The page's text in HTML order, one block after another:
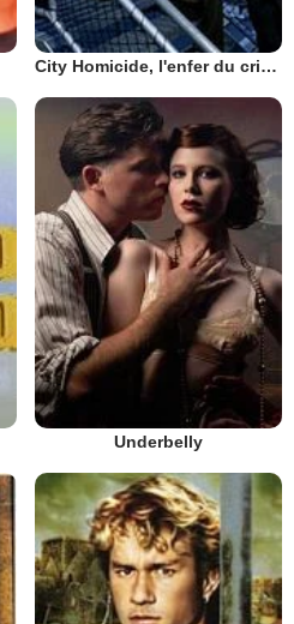
City Homicide, l'enfer du crime
Underbelly